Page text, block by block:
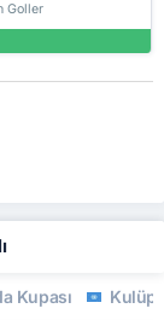
Goller
Kupası Kulüp